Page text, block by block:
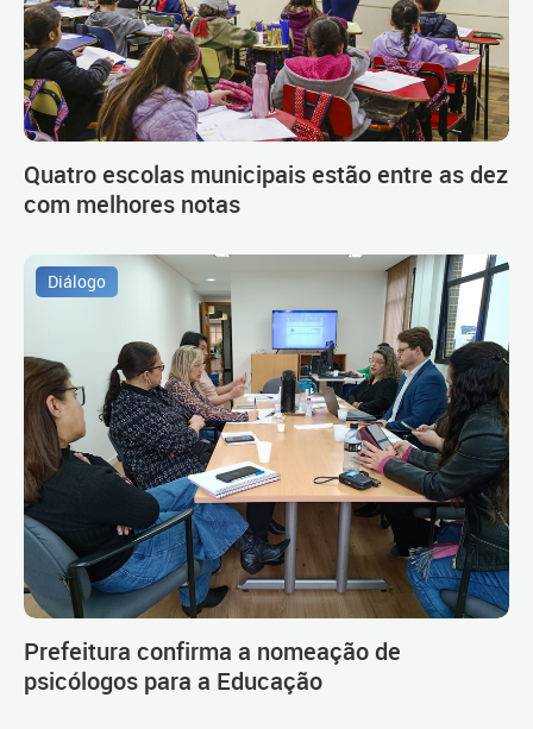
Quatro escolas municipais estão entre as dez
com melhores notas
Diálogo
Prefeitura confirma a nomeação de
psicólogos para a Educação